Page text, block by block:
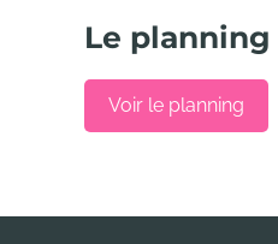
Le planning
Voir le planning